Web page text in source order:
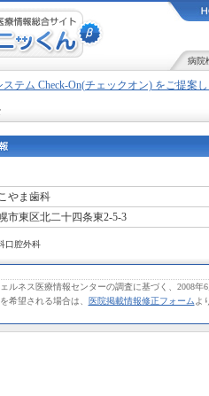
病院
テム Check-On(チェックオン) をご提案
やま歯科
市東区北二十四条東2-5-3
腔外科
ルネス医療情報センターの調査に基づく、2008年
希望される場合は、
医院掲載情報修正フォーム よ